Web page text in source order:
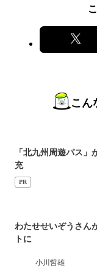
こん
「北九州周遊パス
充
PR
わたせせいぞうさん
トに
小川哲雄